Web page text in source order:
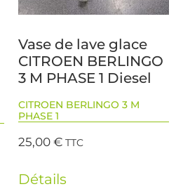
Vase de lave glace
CITROEN BERLINGO
3 M PHASE 1 Diesel
CITROEN BERLINGO 3 M
PHASE 1
25,00€ TTC
Détails